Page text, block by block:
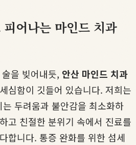
어나는 마인드 치과
을 빚어내듯, 안산 마인드 치과
심함이 깃들어 있습니다. 저희는
두려움과 불안감을 최소화하
고 친절한 분위기 속에서 진료를
합니다. 통증 완화를 위한 섬세